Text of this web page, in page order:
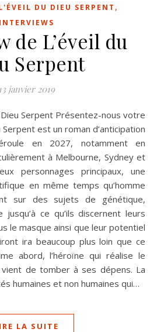
DU DIEU SERPENT ,
INTERVIEWS
de L’éveil du
Serpent
janvier 2019
est un roman d’anticipation
en 2027, notamment en
à Melbourne, Sydney et
personnages principaux, une
en même temps qu’homme
sur des sujets de génétique,
jusqu’à ce qu’ils discernent leurs
le masque ainsi que leur potentiel
ira beaucoup plus loin que ce
abord, l’héroïne qui réalise le
de tomber à ses dépens. La
humaines et non humaines qui…
LA SUITE